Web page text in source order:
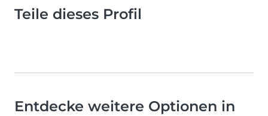
Teile dieses Profil
Entdecke weitere Optionen in